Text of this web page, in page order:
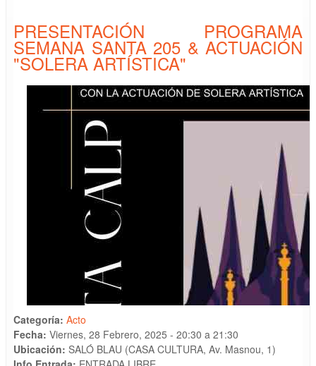
PRESENTACIÓN PROGRAMA
SEMANA SANTA 205 & ACTUACIÓN
"SOLERA ARTÍSTICA"
Categoría: Acto
Fecha: Viernes, 28 Febrero, 2025 - 20:30 a 21:30
Ubicación: SALÓ BLAU (CASA CULTURA, Av. Masnou, 1)